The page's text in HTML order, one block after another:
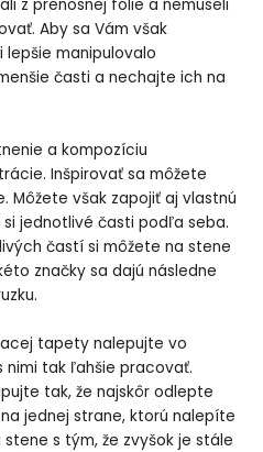
z prenosnej fólie a nemuseli
Aby sa Vám však
manipulovalo
časti a nechajte ich na
a kompozíciu
Inšpirovať sa môžete
Môžete však zapojiť aj vlastnú
jednotlivé časti podľa seba.
častí si môžete na stene
značky sa dajú následne
tapety nalepujte vo
nimi tak ľahšie pracovať.
tak, že najskôr odlepte
jednej strane, ktorú nalepíte
s tým, že zvyšok je stále